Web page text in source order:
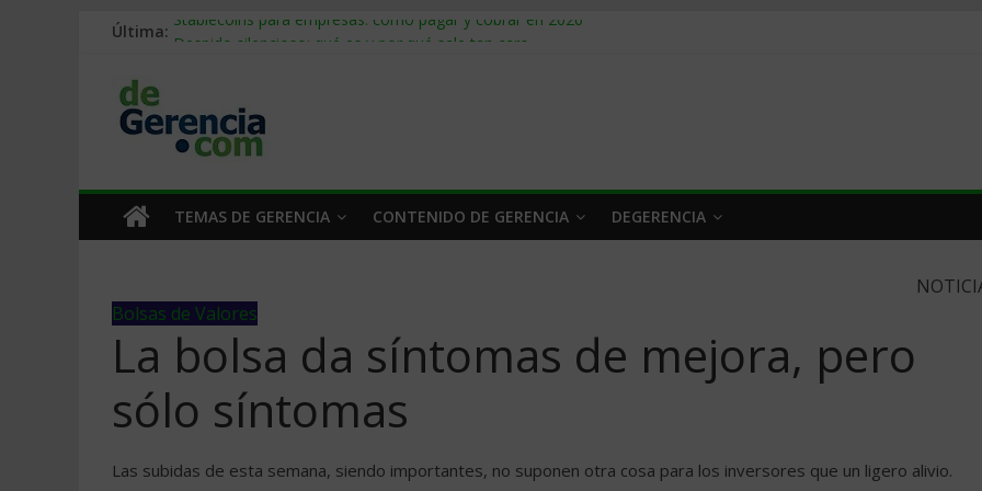
Última: Stablecoins para empresas: cómo pagar y cobrar en 2026
Trabajo forzoso en la cadena de suministro: qué hacer
Mercado hispano de EE. UU.: cómo segmentarlo y venderle
TEMAS DE GERENCIA CONTENIDO DE GERENCIA DEGERENCIA
Bolsas de Valores
La bolsa da sí­ntomas de mejora, pero
sólo sí­ntomas
Las subidas de esta semana, siendo importantes, no suponen otra cosa para los inversores que un ligero alivio.